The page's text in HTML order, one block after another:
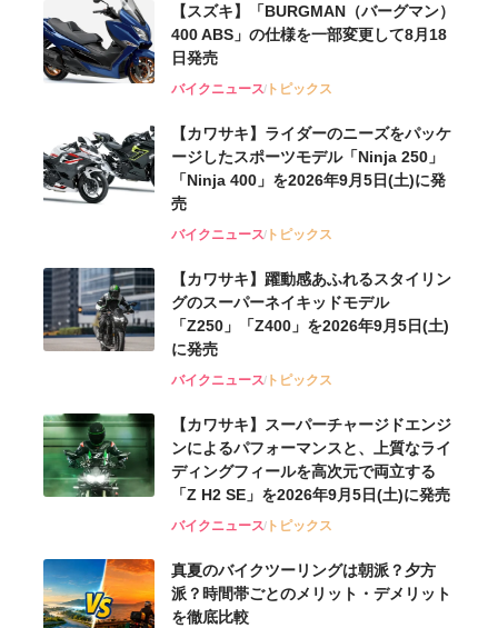
【スズキ】「BURGMAN（バーグマン）
400 ABS」の仕様を一部変更して8月18
日発売
バイクニューストピックス
【カワサキ】ライダーのニーズをパッケ
ージしたスポーツモデル「Ninja 250」
「Ninja 400」を2026年9月5日(土)に発
売
バイクニューストピックス
【カワサキ】躍動感あふれるスタイリン
グのスーパーネイキッドモデル
「Z250」「Z400」を2026年9月5日(土)
に発売
バイクニューストピックス
【カワサキ】スーパーチャージドエンジ
ンによるパフォーマンスと、上質なライ
ディングフィールを高次元で両立する
「Z H2 SE」を2026年9月5日(土)に発売
バイクニューストピックス
真夏のバイクツーリングは朝派？夕方
派？時間帯ごとのメリット・デメリット
を徹底比較